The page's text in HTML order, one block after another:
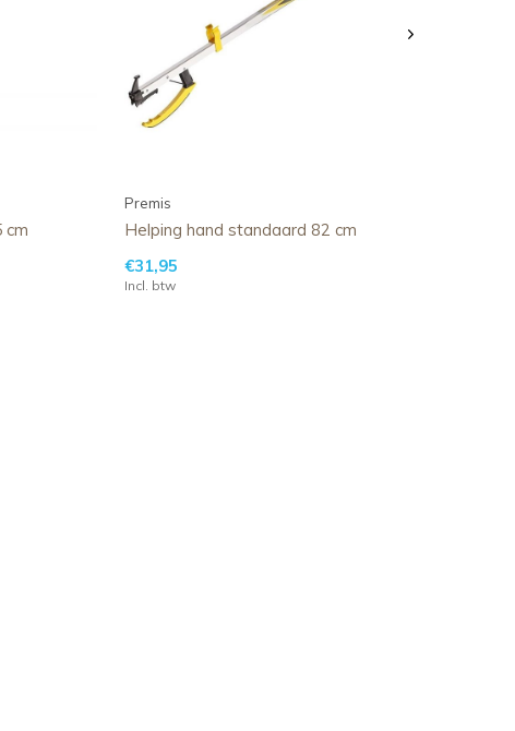
cm
Premis
Helping hand standaard 82 cm
€31,95
Incl. btw